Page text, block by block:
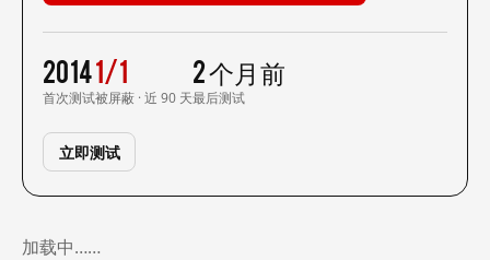
2014
首次测试
1/1
被屏蔽 · 近 90 天
2 个月前
最后测试
立即测试
加载中……